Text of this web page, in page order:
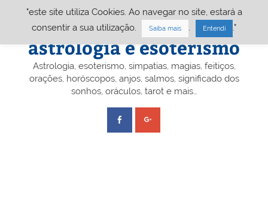
Portal A&E – Portal
astrologia e esoterismo
Astrologia, esoterismo, simpatias, magias, feitiços,
orações, horóscopos, anjos, salmos, significado dos
sonhos, oráculos, tarot e mais…
"este site utiliza Cookies. Ao navegar no site, estará a
consentir a sua utilização.
Saiba mais Entendi ."